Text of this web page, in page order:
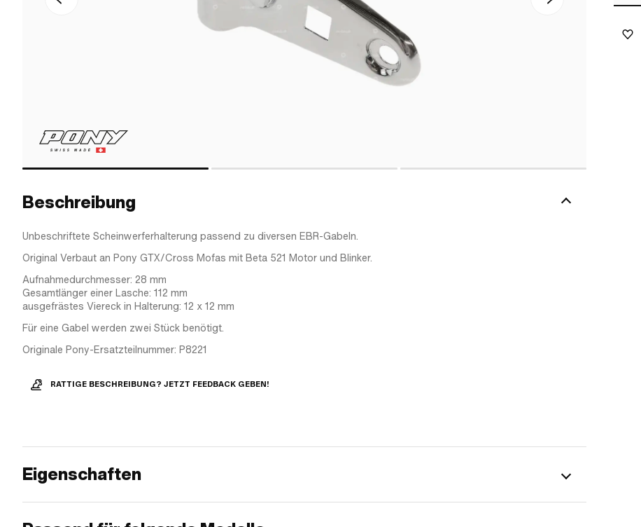
Beschreibung
Unbeschriftete Scheinwerferhalterung passend zu diversen EBR-Gabeln.
Original Verbaut an Pony GTX/Cross Mofas mit Beta 521 Motor und Blinker.
Aufnahmedurchmesser: 28 mm
Gesamtlänger einer Lasche: 112 mm
ausgefrästes Viereck in Halterung: 12 x 12 mm
Für eine Gabel werden zwei Stück benötigt.
Originale Pony-Ersatzteilnummer: P8221
RATTIGE BESCHREIBUNG? JETZT FEEDBACK GEBEN!
Eigenschaften